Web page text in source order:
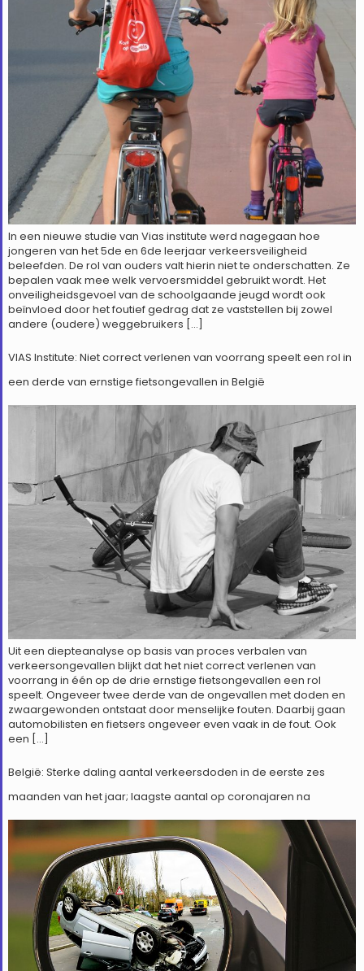
In een nieuwe studie van Vias institute werd nagegaan hoe
jongeren van het 5de en 6de leerjaar verkeersveiligheid
beleefden. De rol van ouders valt hierin niet te onderschatten. Ze
bepalen vaak mee welk vervoersmiddel gebruikt wordt. Het
onveiligheidsgevoel van de schoolgaande jeugd wordt ook
beïnvloed door het foutief gedrag dat ze vaststellen bij zowel
andere (oudere) weggebruikers […]
VIAS Institute: Niet correct verlenen van voorrang speelt een rol in
een derde van ernstige fietsongevallen in België
Uit een diepteanalyse op basis van proces verbalen van
verkeersongevallen blijkt dat het niet correct verlenen van
voorrang in één op de drie ernstige fietsongevallen een rol
speelt. Ongeveer twee derde van de ongevallen met doden en
zwaargewonden ontstaat door menselijke fouten. Daarbij gaan
automobilisten en fietsers ongeveer even vaak in de fout. Ook
een […]
België: Sterke daling aantal verkeersdoden in de eerste zes
maanden van het jaar; laagste aantal op coronajaren na